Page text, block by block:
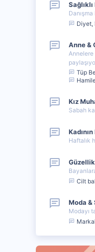
Diyet,
Anne &
Tüp
Kız
Sabah
Haftalık
Güzellik
Cilt
Moda &
Modayı